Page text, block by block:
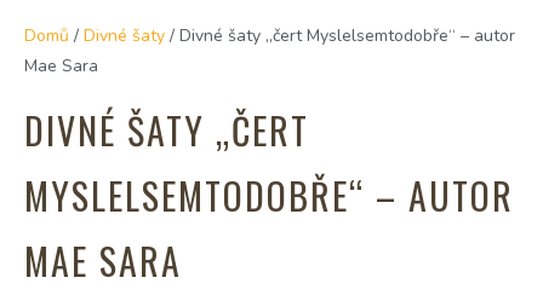
Domů / Divné šaty / Divné šaty „čert Myslelsemtodobře“ – autor
Mae Sara
DIVNÉ ŠATY „ČERT
MYSLELSEMTODOBŘE“ – AUTOR
MAE SARA